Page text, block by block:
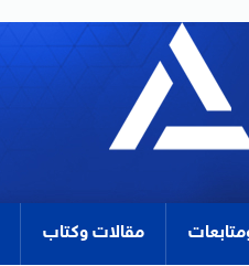
مقالات وكتاب